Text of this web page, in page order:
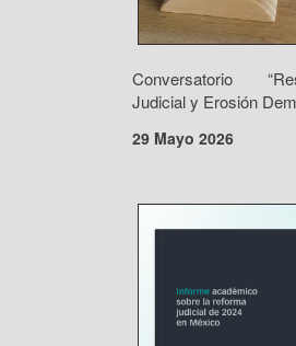
Conversatorio
Judicial y Erosión
29 Mayo 2026